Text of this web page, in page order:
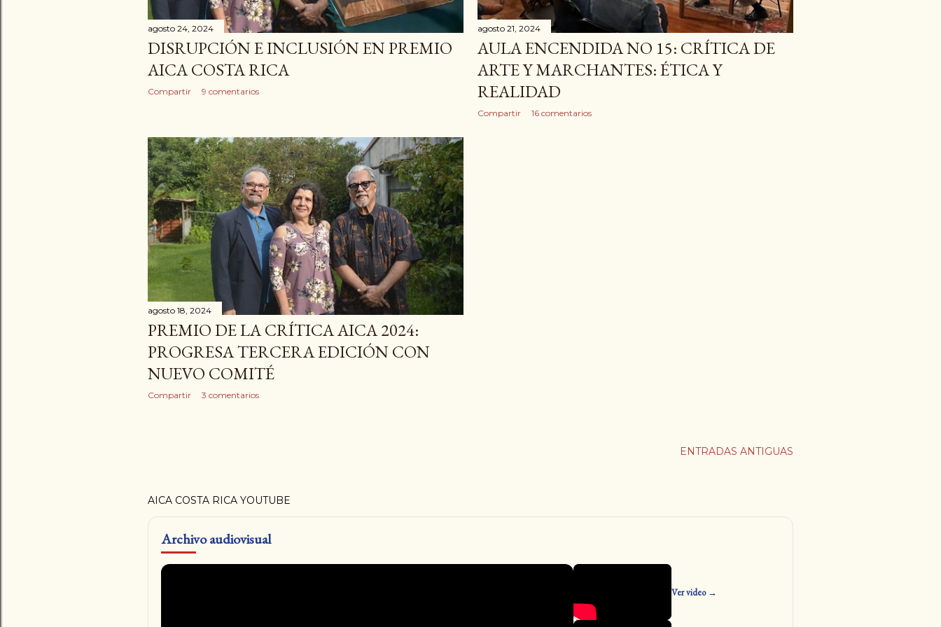
d
a
s
agosto 24, 2024
DISRUPCIÓN E INCLUSIÓN EN PREMIO
AICA COSTA RICA
Compartir 9 comentarios
agosto 21, 2024
AULA ENCENDIDA NO 15: CRÍTICA DE
ARTE Y MARCHANTES: ÉTICA Y
REALIDAD
Compartir 16 comentarios
agosto 18, 2024
PREMIO DE LA CRÍTICA AICA 2024:
PROGRESA TERCERA EDICIÓN CON
NUEVO COMITÉ
Compartir 3 comentarios
ENTRADAS ANTIGUAS
AICA COSTA RICA YOUTUBE
Archivo audiovisual
Ver video →